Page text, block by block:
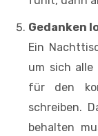
Gedanken
Ein
um sich alle
für den
schreiben.
behalten